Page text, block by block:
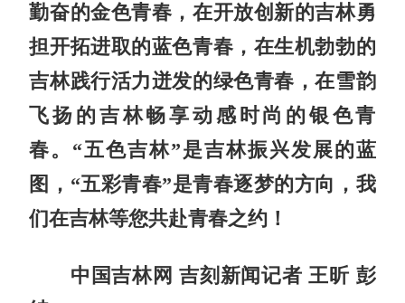
勤奋的金色青春，在开放创新的吉林勇
担开拓进取的蓝色青春，在生机勃勃的
吉林践行活力迸发的绿色青春，在雪韵
飞扬的吉林畅享动感时尚的银色青
春。 “五色吉林”是吉林振兴发展的蓝
图，“五彩青春”是青春逐梦的方向，我
们在吉林等您共赴青春之约！
中国吉林网 吉刻新闻记者 王昕 彭